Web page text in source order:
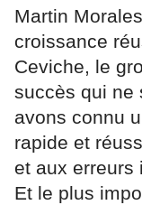
Martin
croissance
Ceviche, le
succès qui ne
avons connu
rapide et
et aux erreurs
Et le plus